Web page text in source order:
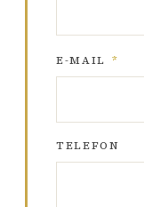
E-MAIL *
TELEFON